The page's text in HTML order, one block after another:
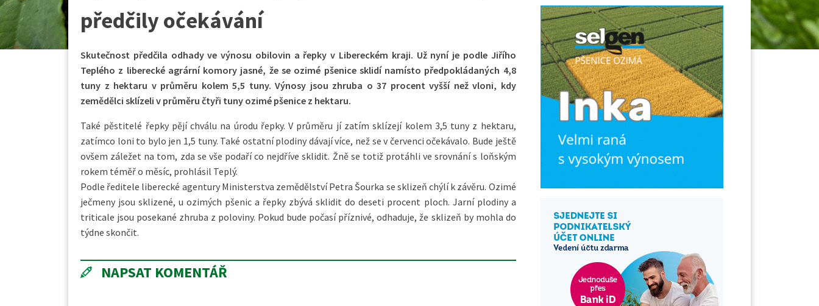
předčily očekávání
Skutečnost předčila odhady ve výnosu obilovin a řepky v Libereckém kraji. Už nyní je podle Jiřího
Teplého z liberecké agrární komory jasné, že se ozimé pšenice sklidí namísto předpokládaných 4,8
tuny z hektaru v průměru kolem 5,5 tuny. Výnosy jsou zhruba o 37 procent vyšší než vloni, kdy
zemědělci sklízeli v průměru čtyři tuny ozimé pšenice z hektaru.
Také pěstitelé řepky pějí chválu na úrodu řepky. V průměru jí zatím sklízejí kolem 3,5 tuny z hektaru,
zatímco loni to bylo jen 1,5 tuny. Také ostatní plodiny dávají více, než se v červenci očekávalo. Bude ještě
ovšem záležet na tom, zda se vše podaří co nejdříve sklidit. Žně se totiž protáhli ve srovnání s loňským
rokem téměř o měsíc, prohlásil Teplý.
Podle ředitele liberecké agentury Ministerstva zemědělství Petra Šourka se sklizeň chýlí k závěru. Ozimé
ječmeny jsou sklizené, u ozimých pšenic a řepky zbývá sklidit do deseti procent ploch. Jarní plodiny a
triticale jsou posekané zhruba z poloviny. Pokud bude počasí příznivé, odhaduje, že sklizeň by mohla do
týdne skončit.
NAPSAT KOMENTÁŘ